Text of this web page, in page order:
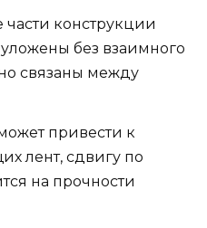
конструкции
без взаимного
связаны между
привести к
лент, сдвигу по
на прочности